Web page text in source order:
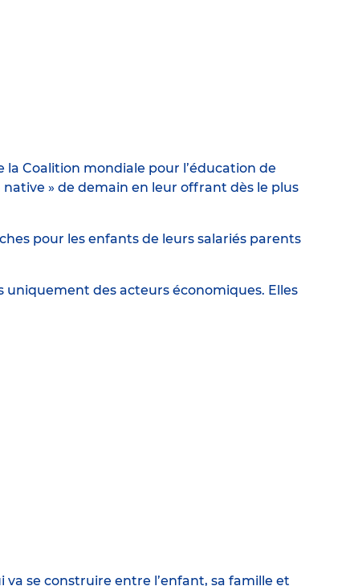
Coalition mondiale pour l’éducation de
native » de demain en leur offrant dès le plus
pour les enfants de leurs salariés parents
uniquement des acteurs économiques. Elles
se construire entre l’enfant, sa famille et